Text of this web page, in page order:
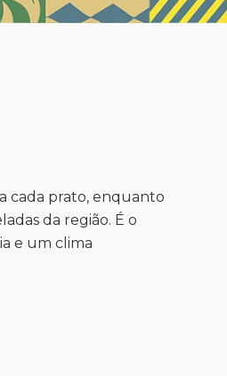
cada prato, enquanto
da região. É o
e um clima